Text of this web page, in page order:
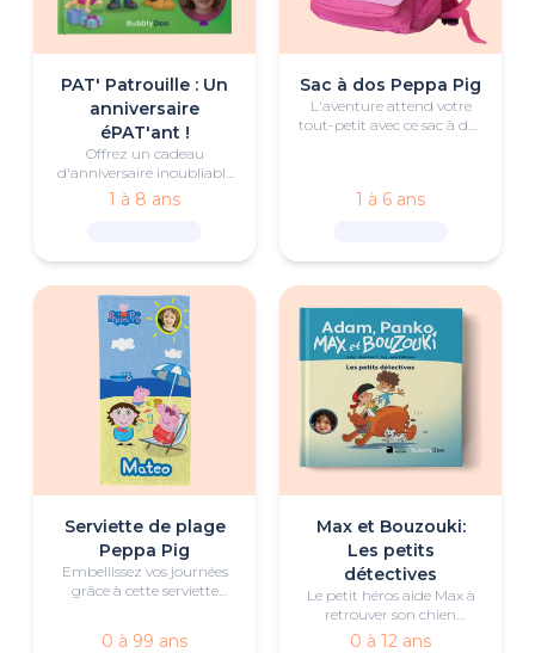
Réinitialiser le filtre Voir 79 produits
PAT' Patrouille : Un
anniversaire
éPAT'ant !
Offrez un cadeau
d'anniversaire inoubliable
à votre petit fan de la PAT'
Patrouille avec ce livre
anniversaire.
1 à 8 ans
Sac à dos Peppa Pig
L'aventure attend votre
tout-petit avec ce sac à dos
de votre enfant.
1 à 6 ans
Serviette de plage
Peppa Pig
Embellissez vos journées
grâce à cette serviette
0 à 99 ans
Max et Bouzouki:
Les petits
détectives
Le petit héros aide Max à
retrouver son chien
Bouzouki.
0 à 12 ans